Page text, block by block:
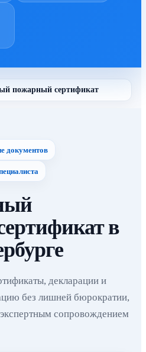
пожарный сертификат
документов
в
декларации и
без лишней бюрократии,
сопровождением